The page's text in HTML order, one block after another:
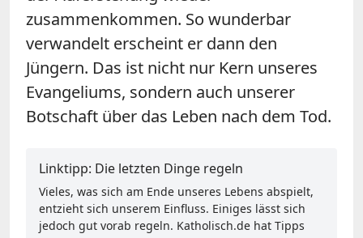
zusammenkommen. So wunderbar
verwandelt erscheint er dann den
Jüngern. Das ist nicht nur Kern unseres
Evangeliums, sondern auch unserer
Botschaft über das Leben nach dem Tod.
Linktipp: Die letzten Dinge regeln
Vieles, was sich am Ende unseres Lebens abspielt,
entzieht sich unserem Einfluss. Einiges lässt sich
jedoch gut vorab regeln. Katholisch.de hat Tipps